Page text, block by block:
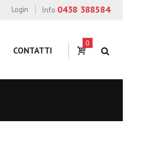
Info 0438 388584
Login
CONTATTI
0